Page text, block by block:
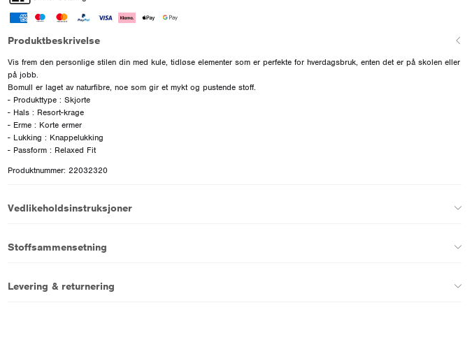
Produktbeskrivelse
Vis frem den personlige stilen din med kule, tidløse elementer som er perfekte for hverdagsbruk, enten det er på skolen eller
på jobb.
Bomull er laget av naturfibre, noe som gir et mykt og pustende stoff.
- Produkttype : Skjorte
- Hals : Resort-krage
- Erme : Korte ermer
- Lukking : Knappelukking
- Passform : Relaxed Fit
Produktnummer: 22032320
Vedlikeholdsinstruksjoner
Stoffsammensetning
Levering & returnering